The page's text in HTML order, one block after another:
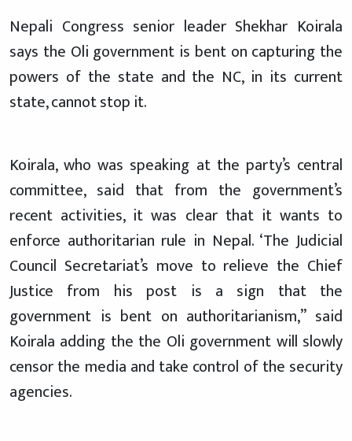
Nepali Congress senior leader Shekhar Koirala
says the Oli government is bent on capturing the
powers of the state and the NC, in its current
state, cannot stop it.
Koirala, who was speaking at the party’s central
committee, said that from the government’s
recent activities, it was clear that it wants to
enforce authoritarian rule in Nepal. ‘The Judicial
Council Secretariat’s move to relieve the Chief
Justice from his post is a sign that the
government is bent on authoritarianism,” said
Koirala adding the the Oli government will slowly
censor the media and take control of the security
agencies.